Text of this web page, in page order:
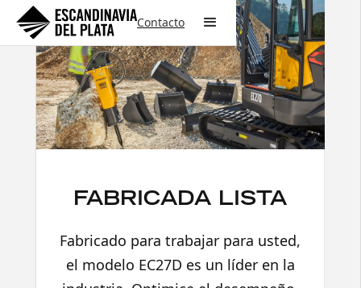
Contacto
FABRICADA LISTA
Fabricado para trabajar para usted,
el modelo EC27D es un líder en la